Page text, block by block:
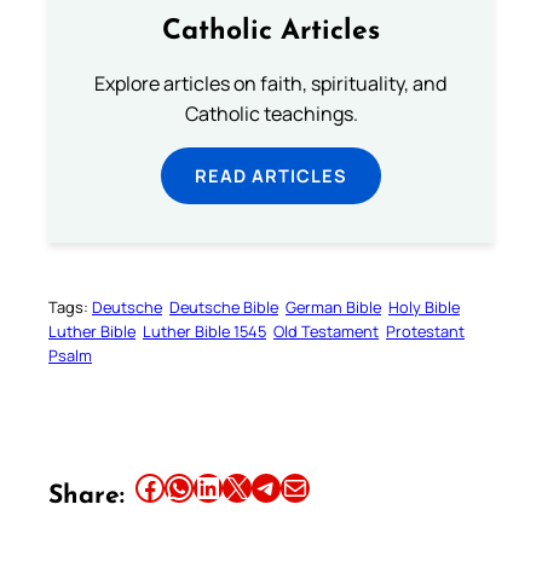
Catholic Articles
Explore articles on faith, spirituality, and
Catholic teachings.
READ ARTICLES
Tags: Deutsche Deutsche Bible German Bible Holy Bible
Luther Bible Luther Bible 1545 Old Testament Protestant
Psalm
Share: Share this article on Facebook Share this article on WhatsApp Share this article on LinkedIn Share this article on X Share this article on TelegramEmail this Article